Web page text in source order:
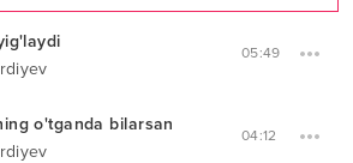
05:49
o'tganda bilarsan
04:12